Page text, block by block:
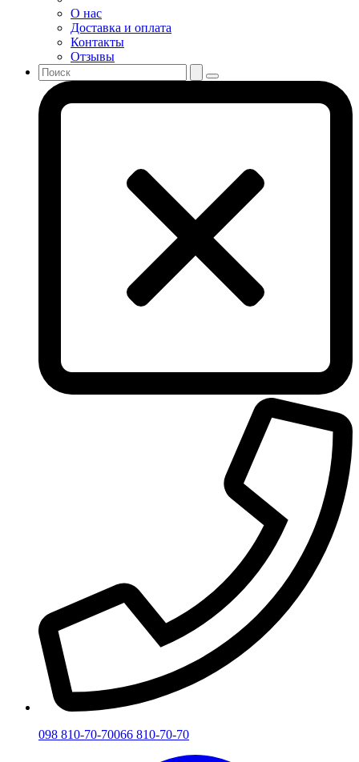
О нас
Доставка и оплата
Контакты
Отзывы
098 810-70-70066 810-70-70